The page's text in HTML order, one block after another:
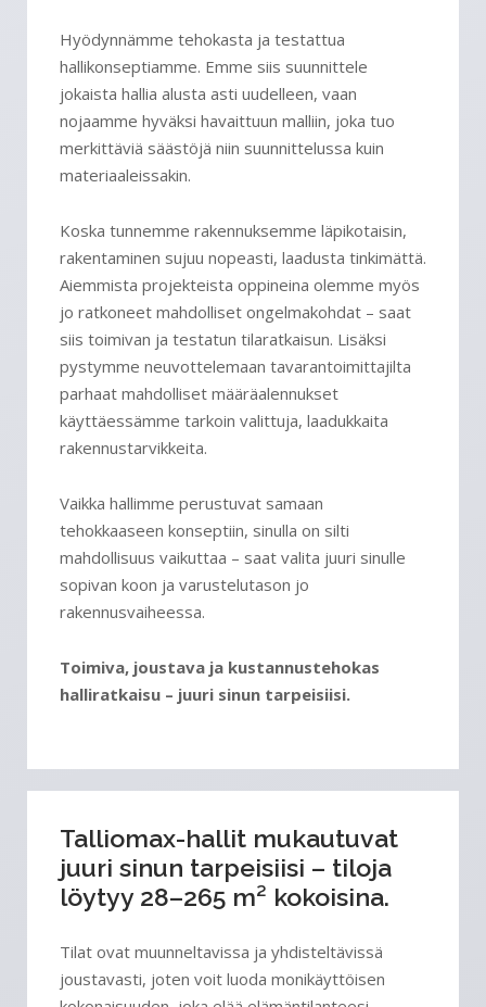
Hyödynnämme tehokasta ja testattua
hallikonseptiamme. Emme siis suunnittele
jokaista hallia alusta asti uudelleen, vaan
nojaamme hyväksi havaittuun malliin, joka tuo
merkittäviä säästöjä niin suunnittelussa kuin
materiaaleissakin.
Koska tunnemme rakennuksemme läpikotaisin,
rakentaminen sujuu nopeasti, laadusta tinkimättä.
Aiemmista projekteista oppineina olemme myös
jo ratkoneet mahdolliset ongelmakohdat – saat
siis toimivan ja testatun tilaratkaisun. Lisäksi
pystymme neuvottelemaan tavarantoimittajilta
parhaat mahdolliset määräalennukset
käyttäessämme tarkoin valittuja, laadukkaita
rakennustarvikkeita.
Vaikka hallimme perustuvat samaan
tehokkaaseen konseptiin, sinulla on silti
mahdollisuus vaikuttaa – saat valita juuri sinulle
sopivan koon ja varustelutason jo
rakennusvaiheessa.
Toimiva, joustava ja kustannustehokas
halliratkaisu – juuri sinun tarpeisiisi.
Talliomax-hallit mukautuvat
juuri sinun tarpeisiisi – tiloja
löytyy 28–265 m² kokoisina.
Tilat ovat muunneltavissa ja yhdisteltävissä
joustavasti, joten voit luoda monikäyttöisen